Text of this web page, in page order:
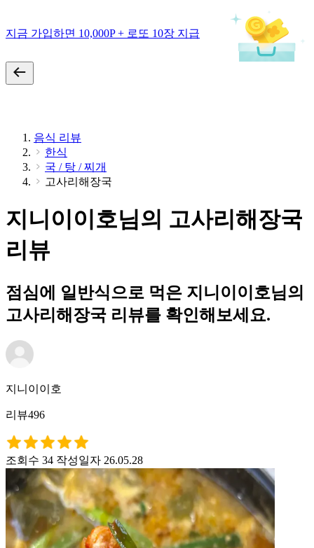
지금 가입하면 10,000P + 로또 10장 지급
음식 리뷰
한식
국 / 탕 / 찌개
고사리해장국
지니이이호님의 고사리해장국
리뷰
점심에 일반식으로 먹은 지니이이호님의
고사리해장국 리뷰를 확인해보세요.
지니이이호
리뷰496
조회수 34 작성일자 26.05.28